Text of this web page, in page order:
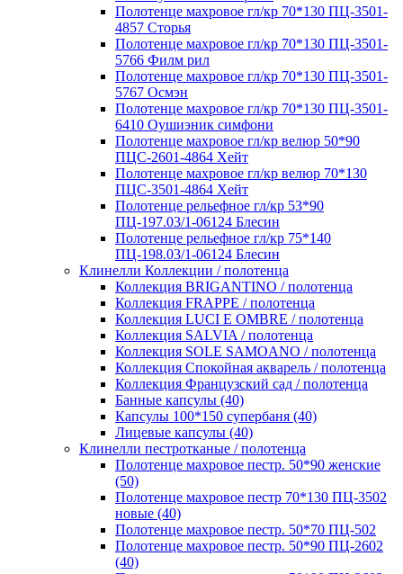
Полотенце махровое гл/кр 70*130 ПЦ-3501-
4857 Сторья
Полотенце махровое гл/кр 70*130 ПЦ-3501-
5766 Филм рил
Полотенце махровое гл/кр 70*130 ПЦ-3501-
5767 Осмэн
Полотенце махровое гл/кр 70*130 ПЦ-3501-
6410 Оушиэник симфони
Полотенце махровое гл/кр велюр 50*90
ПЦС-2601-4864 Хейт
Полотенце махровое гл/кр велюр 70*130
ПЦС-3501-4864 Хейт
Полотенце рельефное гл/кр 53*90
ПЦ-197.03/1-06124 Блесин
Полотенце рельефное гл/кр 75*140
ПЦ-198.03/1-06124 Блесин
Клинелли Коллекции / полотенца
Коллекция BRIGANTINO / полотенца
Коллекция FRAPPE / полотенца
Коллекция LUCI E OMBRE / полотенца
Коллекция SALVIA / полотенца
Коллекция SOLE SAMOANO / полотенца
Коллекция Спокойная акварель / полотенца
Коллекция Французский сад / полотенца
Банные капсулы (40)
Капсулы 100*150 супербаня (40)
Лицевые капсулы (40)
Клинелли пестротканые / полотенца
Полотенце махровое пестр. 50*90 женские
(50)
Полотенце махровое пестр 70*130 ПЦ-3502
новые (40)
Полотенце махровое пестр. 50*70 ПЦ-502
Полотенце махровое пестр. 50*90 ПЦ-2602
(40)